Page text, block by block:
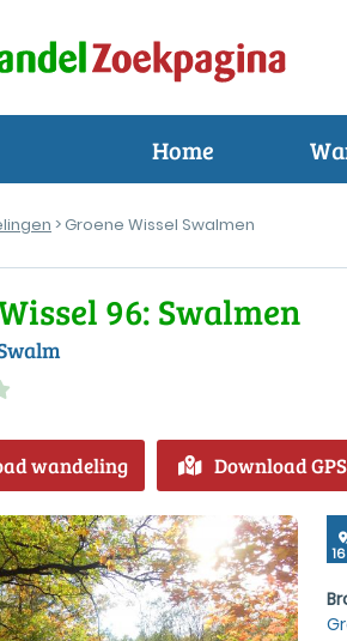
Home
> Groene Wissel Swalmen
96: Swalmen
wandeling Download